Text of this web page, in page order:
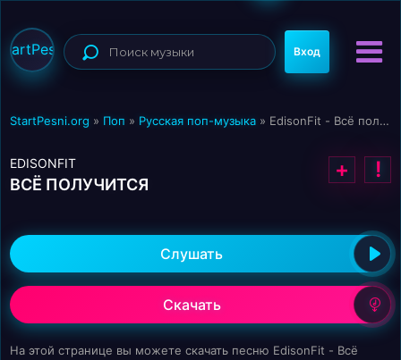
Вход
StartPesni.org » Поп » Русская поп-музыка » EdisonFit - Всё получится
EDISONFIT
ВСЁ ПОЛУЧИТСЯ
+ !
Слушать
Скачать
На этой странице вы можете скачать песню EdisonFit - Всё